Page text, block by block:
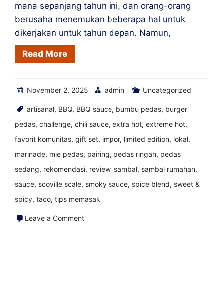
mana sepanjang tahun ini, dan orang-orang
berusaha menemukan beberapa hal untuk
dikerjakan untuk tahun depan. Namun,
Read More
November 2, 2025 admin Uncategorized
artisanal, BBQ, BBQ sauce, bumbu pedas, burger
pedas, challenge, chili sauce, extra hot, extreme hot,
favorit komunitas, gift set, impor, limited edition, lokal,
marinade, mie pedas, pairing, pedas ringan, pedas
sedang, rekomendasi, review, sambal, sambal rumahan,
sauce, scoville scale, smoky sauce, spice blend, sweet &
spicy, taco, tips memasak
Leave a Commenton